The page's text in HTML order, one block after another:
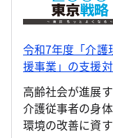
令和7年度「介護
援事業」の支援
高齢社会が進展
介護従事者の身
環境の改善に資